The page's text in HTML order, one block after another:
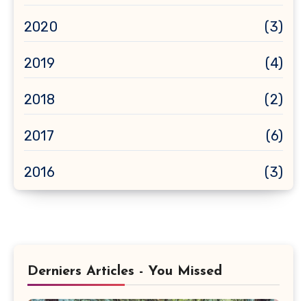
2020 (3)
2019 (4)
2018 (2)
2017 (6)
2016 (3)
Derniers Articles - You Missed